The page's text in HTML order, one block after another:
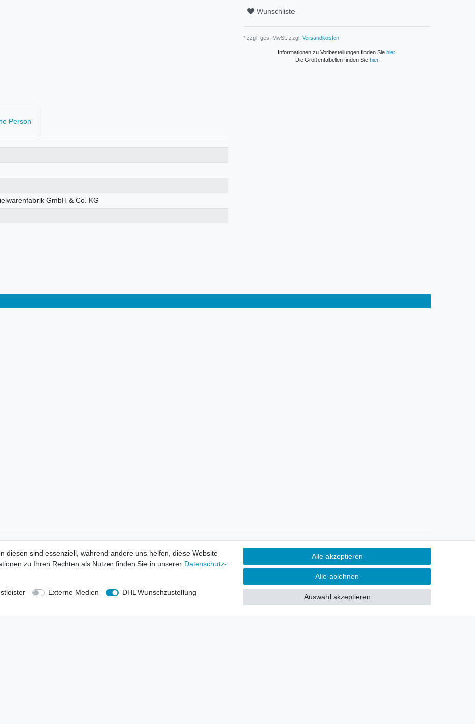
Wunschliste
* zzgl. ges. MwSt. zzgl. Versandkosten
Informationen zu Vorbestellungen finden Sie hier.
Die Größentabellen finden Sie hier.
Person
GmbH & Co. KG
Händlerbund - rechtssicher verkaufen
Produkt-Kataloge
Über uns
Wir versenden mit
Sie möchten über neu eingetroffene
Lagerware oder Neuheiten
allgemein informiert werden?
diesen sind essenziell, während andere uns helfen, diese Website
zu Ihren Rechten als Nutzer finden Sie in unserer Daten­schutz­
Externe Medien
DHL Wunschzustellung
Alle akzeptieren
Alle ablehnen
Auswahl akzeptieren